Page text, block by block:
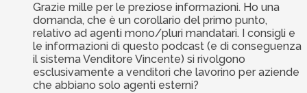
Grazie mille per le preziose informazioni. Ho una
domanda, che è un corollario del primo punto,
relativo ad agenti mono/pluri mandatari. I consigli e
le informazioni di questo podcast (e di conseguenza
il sistema Venditore Vincente) si rivolgono
esclusivamente a venditori che lavorino per aziende
che abbiano solo agenti esterni?